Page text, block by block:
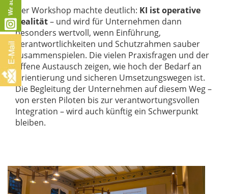
Der Workshop machte deutlich: KI ist operative
Realität– und wird für Unternehmen dann
besonders wertvoll, wenn Einführung,
Verantwortlichkeiten und Schutzrahmen sauber
zusammenspielen. Die vielen Praxisfragen und der
offene Austausch zeigen, wie hoch der Bedarf an
Orientierung und sicheren Umsetzungswegen ist.
Die Begleitung der Unternehmen auf diesem Weg –
von ersten Piloten bis zur verantwortungsvollen
Integration – wird auch künftig ein Schwerpunkt
bleiben.